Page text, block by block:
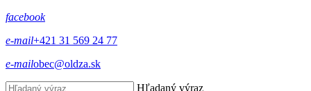
facebook
e-mail+421 31 569 24 77
e-mailobec@oldza.sk
Hľadaný výraz